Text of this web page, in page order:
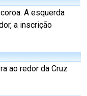
A esquerda
a inscrição
ao redor da Cruz